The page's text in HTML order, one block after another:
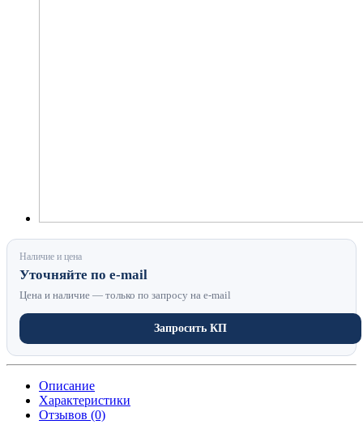
Наличие и цена
Уточняйте по e-mail
Цена и наличие — только по запросу на e-mail
Запросить КП
Описание
Характеристики
Отзывов (0)